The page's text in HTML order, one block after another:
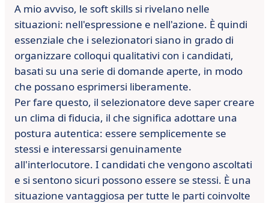
A mio avviso, le soft skills si rivelano nelle
situazioni: nell'espressione e nell'azione. È quindi
essenziale che i selezionatori siano in grado di
organizzare colloqui qualitativi con i candidati,
basati su una serie di domande aperte, in modo
che possano esprimersi liberamente.
Per fare questo, il selezionatore deve saper creare
un clima di fiducia, il che significa adottare una
postura autentica: essere semplicemente se
stessi e interessarsi genuinamente
all'interlocutore. I candidati che vengono ascoltati
e si sentono sicuri possono essere se stessi. È una
situazione vantaggiosa per tutte le parti coinvolte